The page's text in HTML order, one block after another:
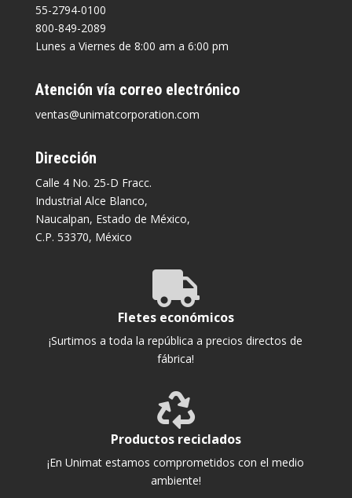
55-2794-0100
800-849-2089
Lunes a Viernes de 8:00 am a 6:00 pm
Atención vía correo electrónico
ventas@unimatcorporation.com
Dirección
Calle 4 No. 25-D Fracc.
Industrial Alce Blanco,
Naucalpan, Estado de México,
C.P. 53370, México

Fletes económicos
¡Surtimos a toda la república a precios directos de
fábrica!

Productos reciclados
¡En Unimat estamos comprometidos con el medio
ambiente!